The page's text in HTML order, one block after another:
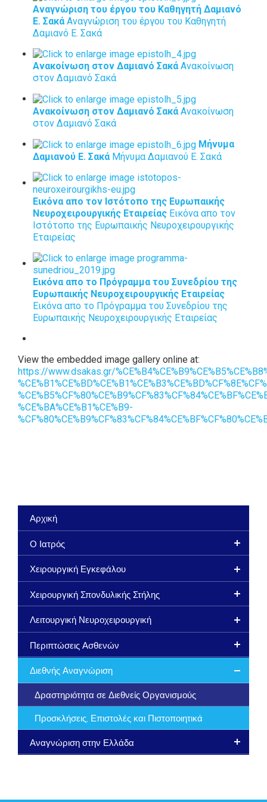
Αναγνώριση του έργου του Καθηγητή Δαμιανό
Ε. Σακά Αναγνώριση του έργου του Καθηγητή
Δαμιανό Ε. Σακά
Ανακοίνωση στον Δαμιανό Σακά Ανακοίνωση
στον Δαμιανό Σακά
Ανακοίνωση στον Δαμιανό Σακά Ανακοίνωση
στον Δαμιανό Σακά
Μήνυμα
Δαμιανού Ε. Σακά Μήνυμα Δαμιανού Ε. Σακά
Εικόνα απο τον Ιστότοπο της Ευρωπαικής
Νευροχειρουργικής Εταιρείας Εικόνα απο τον
Ιστότοπο της Ευρωπαικής Νευροχειρουργικής
Εταιρείας
Εικόνα απο το Πρόγραμμα του Συνεδρίου της
Ευρωπαικής Νευροχειρουργικής Εταιρείας
Εικόνα απο το Πρόγραμμα του Συνεδρίου της
Ευρωπαικής Νευροχειρουργικής Εταιρείας
View the embedded image gallery online at:
https://www.dsakas.gr/
%CE%BA%CE%B1%CE%B9-
Αρχική
Ο Ιατρός
Χειρουργική Εγκεφάλου
Χειρουργική Σπονδυλικής Στήλης
Λειτουργική Νευροχειρουργική
Περιπτώσεις Ασθενών
Διεθνής Αναγνώριση
Δραστηριότητα σε Διεθνείς Οργανισμούς
Προσκλήσεις, Επιστολές και Πιστοποιητικά
Αναγνώριση στην Ελλάδα